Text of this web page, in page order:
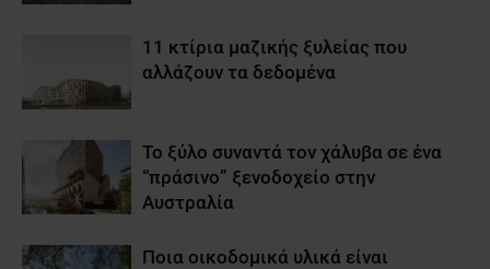
11 κτίρια μαζικής ξυλείας που
αλλάζουν τα δεδομένα
Το ξύλο συναντά τον χάλυβα σε ένα
“πράσινο” ξενοδοχείο στην
Αυστραλία
Ποια οικοδομικά υλικά είναι